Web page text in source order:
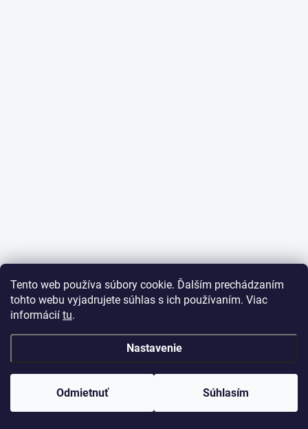
Tento web používa súbory cookie. Ďalším prechádzaním
tohto webu vyjadrujete súhlas s ich používaním. Viac
informácií tu.
Nastavenie
Odmietnuť Súhlasím